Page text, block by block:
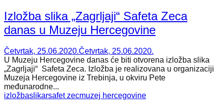
Izložba slika „Zagrljaji“ Safeta Zeca
danas u Muzeju Hercegovine
Četvrtak, 25.06.2020.Četvrtak, 25.06.2020.
U Muzeju Hercegovine danas će biti otvorena izložba slika
„Zagrljaji“ Safeta Zeca. Izložba je realizovana u organizaciji
Muzeja Hercegovine iz Trebinja, u okviru Pete
međunarodne...
izložbaslikarsafet zecmuzej hercegovine